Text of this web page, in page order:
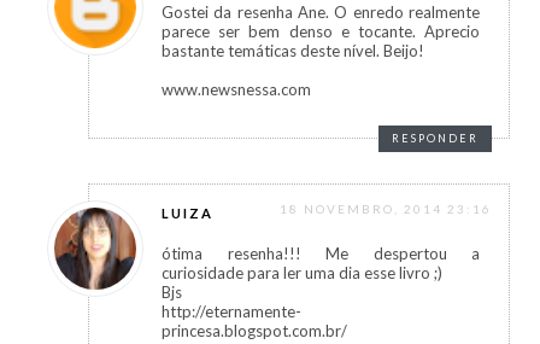
Gostei da resenha Ane. O enredo realmente
parece ser bem denso e tocante. Aprecio
bastante temáticas deste nível. Beijo!
www.newsnessa.com
RESPONDER
LUIZA 18 NOVEMBRO, 2014 23:16
ótima resenha!!! Me despertou a
curiosidade para ler uma dia esse livro ;)
Bjs
http://eternamente-
princesa.blogspot.com.br/